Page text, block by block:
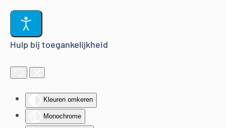
Hulp bij toegankelijkheid
Kleuren omkeren
Monochrome
Terug naar hoofdinhoud